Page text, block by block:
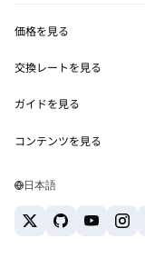
MetaMask Connect
Snaps
Web3サービス
セキュリティ
サポート
キャリア
お問い合わせ
価格を見る
イーサリアムの価格
Solanaの価格
Tetherの価格
交換レートを見る
ETH→USD
USDT→INR
BTC→INR
ETH→USDT
ガイドを見る
ETHの購入
USDTの購入
コンテンツを見る
Solanaウォレット
日本語